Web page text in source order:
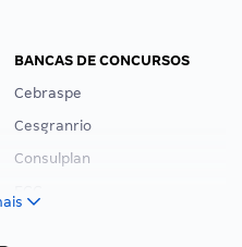
BANCAS DE CONCURSOS
Cebraspe
Cesgranrio
Consulplan